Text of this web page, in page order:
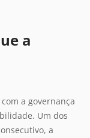
a
a governança
Um dos
a